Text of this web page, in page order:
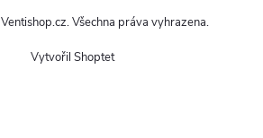
Vytvořil Shoptet
Ventishop.cz. Všechna práva vyhrazena.